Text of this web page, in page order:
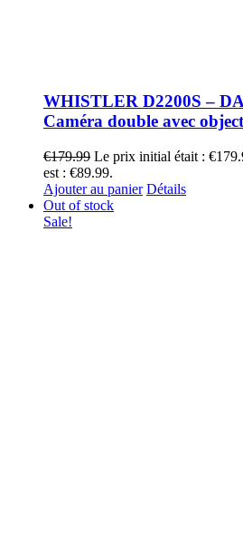
WHISTLER D2200S –
Caméra double avec
€179.99 Le prix initial était :
est : €89.99.
Ajouter au panier Détails
Out of stock
Sale!